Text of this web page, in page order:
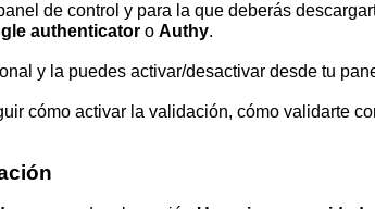
de control y para la que deberás
authenticator o Authy.
y la puedes activar/desactivar desde tu
cómo activar la validación, cómo validarte